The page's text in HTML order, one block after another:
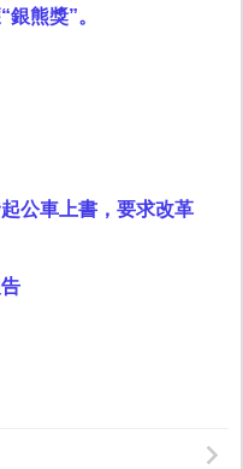
銀熊獎”。
公車上書，要求改革